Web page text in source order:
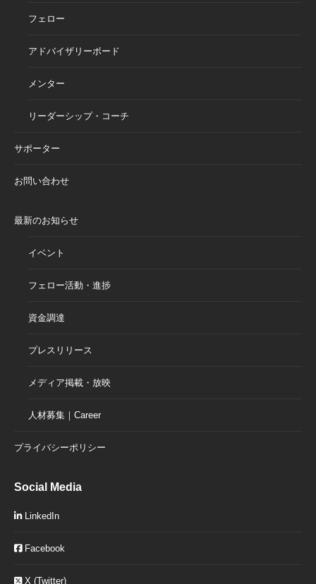
フェロー
アドバイザリーボード
メンター
リーダーシップ・コーチ
サポーター
お問い合わせ
最新のお知らせ
イベント
フェロー活動・進捗
資金調達
プレスリリース
メディア掲載・放映
人材募集｜Career
プライバシーポリシー
Social Media
LinkedIn
Facebook
X (Twitter)